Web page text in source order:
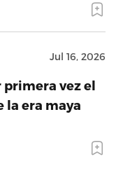
Jul 16, 2026
vez el
la era maya